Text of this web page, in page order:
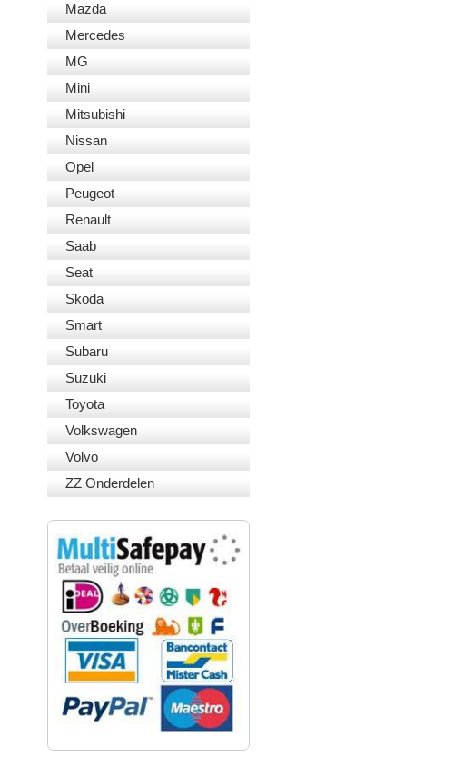
Mazda
Mercedes
MG
Mini
Mitsubishi
Nissan
Opel
Peugeot
Renault
Saab
Seat
Skoda
Smart
Subaru
Suzuki
Toyota
Volkswagen
Volvo
ZZ Onderdelen